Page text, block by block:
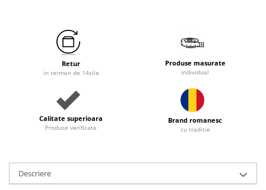
Retur
in termen de 14zile
Produse masurate
individual
Calitate superioara
Produse verificate
Brand romanesc
cu traditie
Descriere